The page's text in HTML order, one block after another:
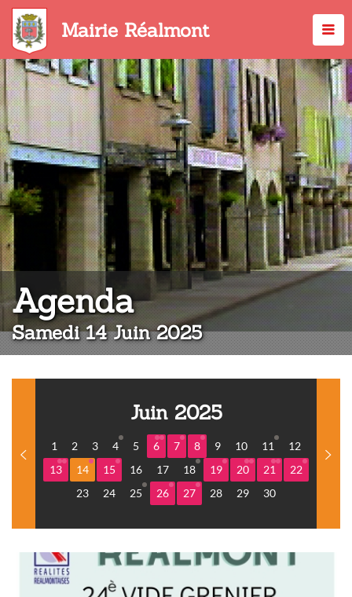
Aller
contenu
principal
Mairie Réalmont
Agenda:
Samedi 14 Juin 2025
Juin 2025
1 2 3 4 5 6 7 8 9 10 11
12
13
14 15 16 17 18 19 20 21
22
23
24 25 26 27 28 29 30